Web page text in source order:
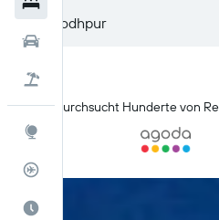
KAYAK durchsucht Hunderte von